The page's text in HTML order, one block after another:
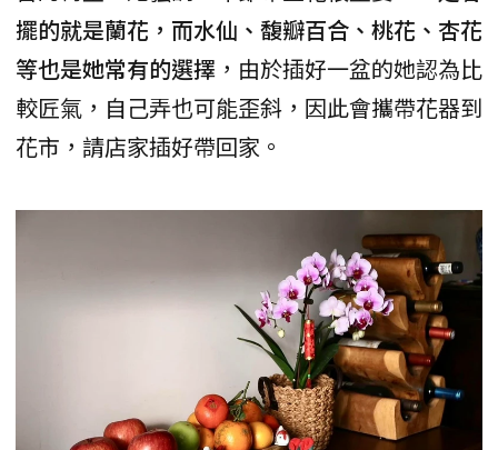
擺的就是蘭花，而水仙、馥瓣百合、桃花、杏花
等也是她常有的選擇 ，由於插好一盆的她認為比
較匠氣，自己弄也可能歪斜，因此會攜帶花器到
花市，請店家插好帶回家。